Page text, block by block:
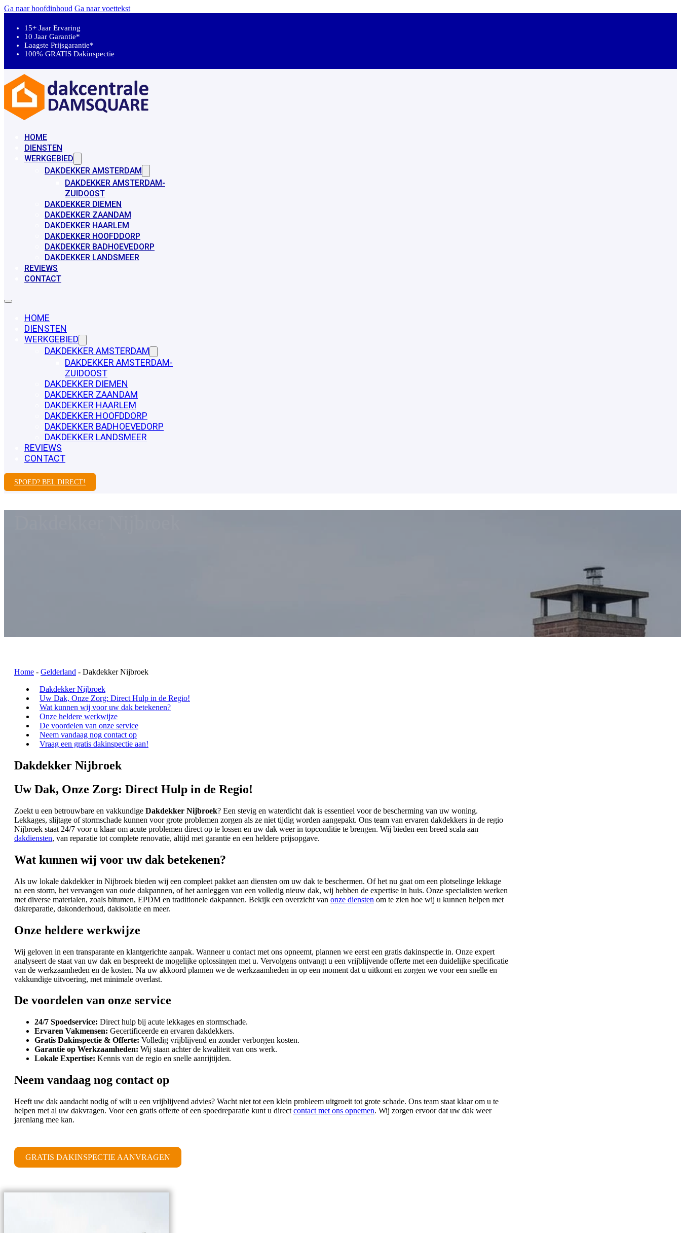
Ga naar hoofdinhoud Ga naar voettekst
15+ Jaar Ervaring
10 Jaar Garantie*
Laagste Prijsgarantie*
100% GRATIS Dakinspectie
HOME
DIENSTEN
WERKGEBIED
DAKDEKKER AMSTERDAM
DAKDEKKER AMSTERDAM-
ZUIDOOST
DAKDEKKER DIEMEN
DAKDEKKER ZAANDAM
DAKDEKKER HAARLEM
DAKDEKKER HOOFDDORP
DAKDEKKER BADHOEVEDORP
DAKDEKKER LANDSMEER
REVIEWS
CONTACT
HOME
DIENSTEN
WERKGEBIED
DAKDEKKER AMSTERDAM
DAKDEKKER AMSTERDAM-
ZUIDOOST
DAKDEKKER DIEMEN
DAKDEKKER ZAANDAM
DAKDEKKER HAARLEM
DAKDEKKER HOOFDDORP
DAKDEKKER BADHOEVEDORP
DAKDEKKER LANDSMEER
REVIEWS
CONTACT
SPOED? BEL DIRECT!
Home - Gelderland - Dakdekker Nijbroek
Dakdekker Nijbroek
Uw Dak, Onze Zorg: Direct Hulp in de Regio!
Wat kunnen wij voor uw dak betekenen?
Onze heldere werkwijze
De voordelen van onze service
Neem vandaag nog contact op
Vraag een gratis dakinspectie aan!
Dakdekker Nijbroek
Uw Dak, Onze Zorg: Direct Hulp in de Regio!
Zoekt u een betrouwbare en vakkundige Dakdekker Nijbroek? Een stevig en waterdicht dak is essentieel voor de bescherming van uw woning.
Lekkages, slijtage of stormschade kunnen voor grote problemen zorgen als ze niet tijdig worden aangepakt. Ons team van ervaren dakdekkers in de regio
Nijbroek staat 24/7 voor u klaar om acute problemen direct op te lossen en uw dak weer in topconditie te brengen. Wij bieden een breed scala aan
dakdiensten, van reparatie tot complete renovatie, altijd met garantie en een heldere prijsopgave.
Wat kunnen wij voor uw dak betekenen?
Als uw lokale dakdekker in Nijbroek bieden wij een compleet pakket aan diensten om uw dak te beschermen. Of het nu gaat om een plotselinge lekkage
na een storm, het vervangen van oude dakpannen, of het aanleggen van een volledig nieuw dak, wij hebben de expertise in huis. Onze specialisten werken
met diverse materialen, zoals bitumen, EPDM en traditionele dakpannen. Bekijk een overzicht van onze diensten om te zien hoe wij u kunnen helpen met
dakreparatie, dakonderhoud, dakisolatie en meer.
Onze heldere werkwijze
Wij geloven in een transparante en klantgerichte aanpak. Wanneer u contact met ons opneemt, plannen we eerst een gratis dakinspectie in. Onze expert
analyseert de staat van uw dak en bespreekt de mogelijke oplossingen met u. Vervolgens ontvangt u een vrijblijvende offerte met een duidelijke specificatie
van de werkzaamheden en de kosten. Na uw akkoord plannen we de werkzaamheden in op een moment dat u uitkomt en zorgen we voor een snelle en
vakkundige uitvoering, met minimale overlast.
De voordelen van onze service
24/7 Spoedservice: Direct hulp bij acute lekkages en stormschade.
Ervaren Vakmensen: Gecertificeerde en ervaren dakdekkers.
Gratis Dakinspectie & Offerte: Volledig vrijblijvend en zonder verborgen kosten.
Garantie op Werkzaamheden: Wij staan achter de kwaliteit van ons werk.
Lokale Expertise: Kennis van de regio en snelle aanrijtijden.
Neem vandaag nog contact op
Heeft uw dak aandacht nodig of wilt u een vrijblijvend advies? Wacht niet tot een klein probleem uitgroeit tot grote schade. Ons team staat klaar om u te
helpen met al uw dakvragen. Voor een gratis offerte of een spoedreparatie kunt u direct contact met ons opnemen. Wij zorgen ervoor dat uw dak weer
jarenlang mee kan.
GRATIS DAKINSPECTIE AANVRAGEN